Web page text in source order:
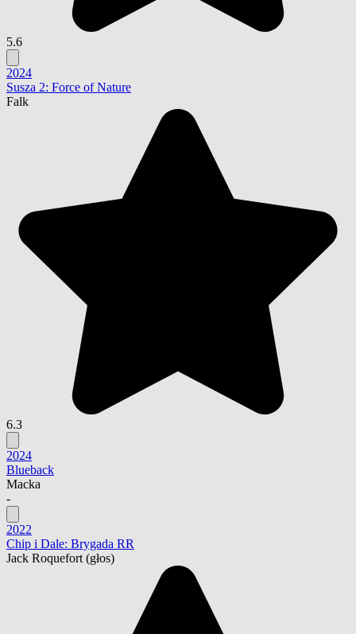
5.6
2024
Susza 2: Force of Nature
Falk
6.3
2024
Blueback
Macka
-
2022
Chip i Dale: Brygada RR
Jack Roquefort (głos)